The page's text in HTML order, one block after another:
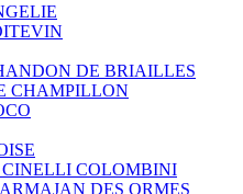
DE BRIAILLES
CHAMPILLON
COLOMBINI
DES ORMES